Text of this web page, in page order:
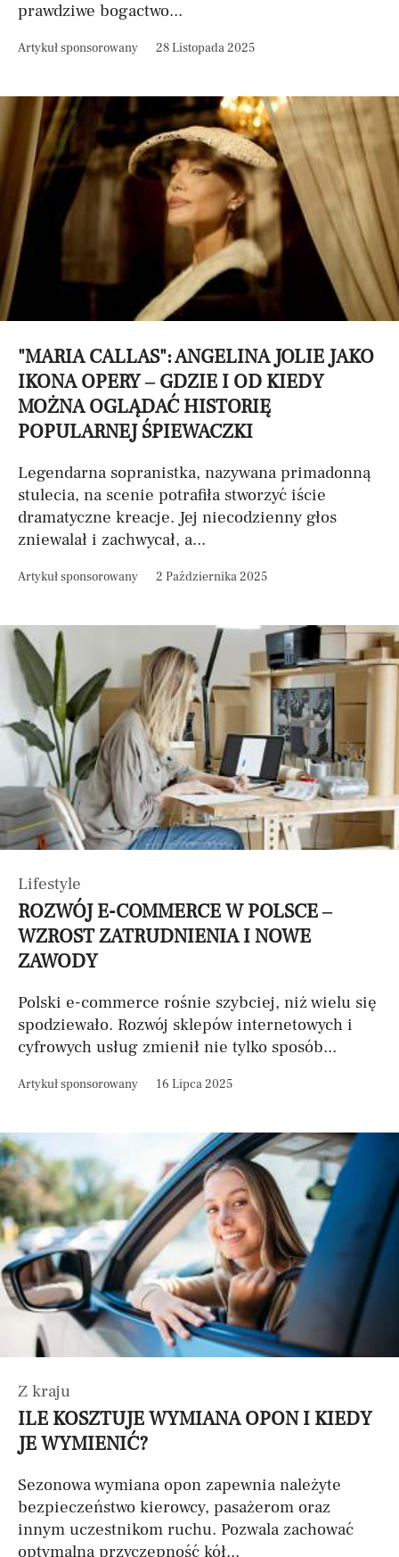
prawdziwe bogactwo...
Artykuł sponsorowany 28 Listopada 2025
"MARIA CALLAS": ANGELINA JOLIE JAKO
IKONA OPERY – GDZIE I OD KIEDY
MOŻNA OGLĄDAĆ HISTORIĘ
POPULARNEJ ŚPIEWACZKI
Legendarna sopranistka, nazywana primadonną
stulecia, na scenie potrafiła stworzyć iście
dramatyczne kreacje. Jej niecodzienny głos
zniewalał i zachwycał, a...
Artykuł sponsorowany 2 Października 2025
Lifestyle
ROZWÓJ E-COMMERCE W POLSCE –
WZROST ZATRUDNIENIA I NOWE
ZAWODY
Polski e-commerce rośnie szybciej, niż wielu się
spodziewało. Rozwój sklepów internetowych i
cyfrowych usług zmienił nie tylko sposób...
Artykuł sponsorowany 16 Lipca 2025
Z kraju
ILE KOSZTUJE WYMIANA OPON I KIEDY
JE WYMIENIĆ?
Sezonowa wymiana opon zapewnia należyte
bezpieczeństwo kierowcy, pasażerom oraz
innym uczestnikom ruchu. Pozwala zachować
optymalną przyczepność kół...